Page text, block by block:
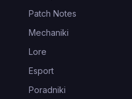
Patch Notes
Mechaniki
Lore
Esport
Poradniki